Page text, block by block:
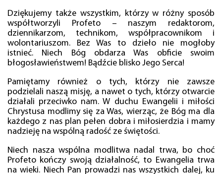
Dziękujemy także wszystkim, którzy w różny sposób
współtworzyli Profeto – naszym redaktorom,
dziennikarzom, technikom, współpracownikom i
wolontariuszom. Bez Was to dzieło nie mogłoby
istnieć. Niech Bóg obdarza Was obficie swoim
błogosławieństwem! Bądźcie blisko Jego Serca!
Pamiętamy również o tych, którzy nie zawsze
podzielali naszą misję, a nawet o tych, którzy otwarcie
działali przeciwko nam. W duchu Ewangelii i miłości
Chrystusa modlimy się za Was, wierząc, że Bóg ma dla
każdego z nas plan pełen dobra i miłosierdzia i mamy
nadzieję na wspólną radość ze świętości.
Niech nasza wspólna modlitwa nadal trwa, bo choć
Profeto kończy swoją działalność, to Ewangelia trwa
na wieki. Niech Pan prowadzi nas wszystkich dalej, ku